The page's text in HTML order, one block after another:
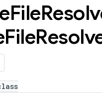
File
File